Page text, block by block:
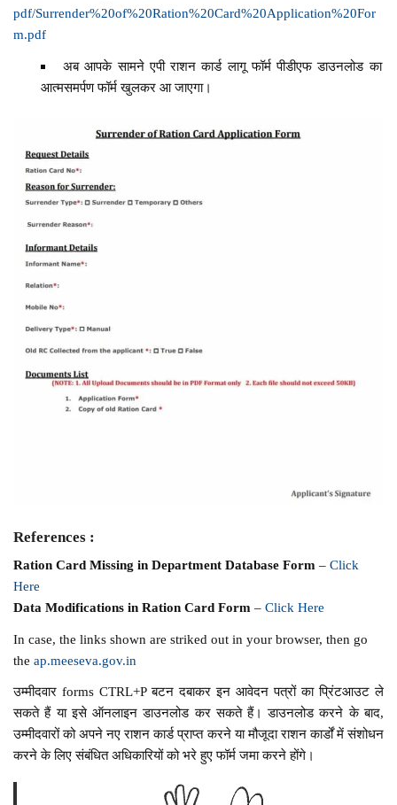
pdf/Surrender%20of%20Ration%20Card%20Application%20For
m.pdf
अब आपके सामने एपी राशन कार्ड लागू फॉर्म पीडीएफ डाउनलोड का
आत्मसमर्पण फॉर्म खुलकर आ जाएगा।
References :
Ration Card Missing in Department Database Form –Click
Here
Data Modifications in Ration Card Form –Click Here
In case, the links shown are striked out in your browser, then go
theap.meeseva.gov.in
उम्मीदवार forms CTRL+P बटन दबाकर इन आवेदन पत्रों का प्रिंटआउट ले
सकते हैं या इसे ऑनलाइन डाउनलोड कर सकते हैं। डाउनलोड करने के बाद,
उम्मीदवारों को अपने नए राशन कार्ड प्राप्त करने या मौजूदा राशन कार्डों में संशोधन
करने के लिए संबंधित अधिकारियों को भरे हुए फॉर्म जमा करने होंगे।